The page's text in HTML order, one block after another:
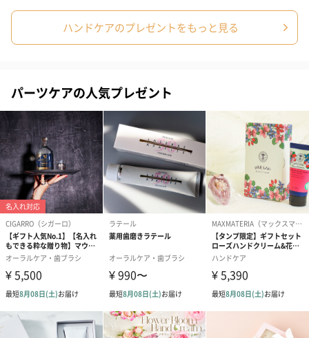
写真付きメッセージカ
ード（680円）
写真付きメッセージカ
ード（Thank you）ピ
ンク（680円）
【誕生日】
Birthday ホワ
刷なし）（
ラッピング
ギフトラッピングを施してお届けいたします。
ハンドケアのプレゼントをもっと見る
パーツケアの人気プレゼント